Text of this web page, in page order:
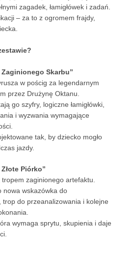
zagadek, łamigłówek i zadań.
– za to z ogromem frajdy,
Zaginionego Skarbu”
w pościg za legendarnym
przez Drużynę Oktanu.
go szyfry, logiczne łamigłówki,
i wyzwania wymagające
tak, by dziecko mogło
jazdy.
Piórko”
tropem zaginionego artefaktu.
nowa wskazówka do
trop do przeanalizowania i kolejne
wymaga sprytu, skupienia i daje